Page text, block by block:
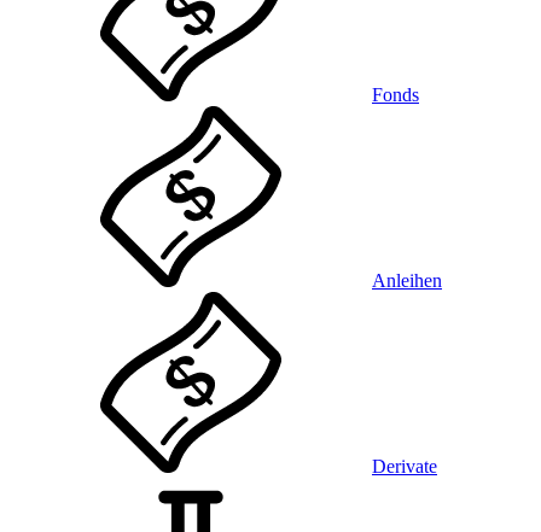
Fonds
Anleihen
Derivate